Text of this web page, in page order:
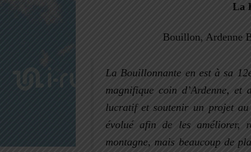
La
Bouillon, Ardenne
La Bouillonnante en est à sa
magnifique coin d’Ardenne, et
lucratif et soutenir un projet
évolué afin de les améliorer,
montagne, mais beaucoup de